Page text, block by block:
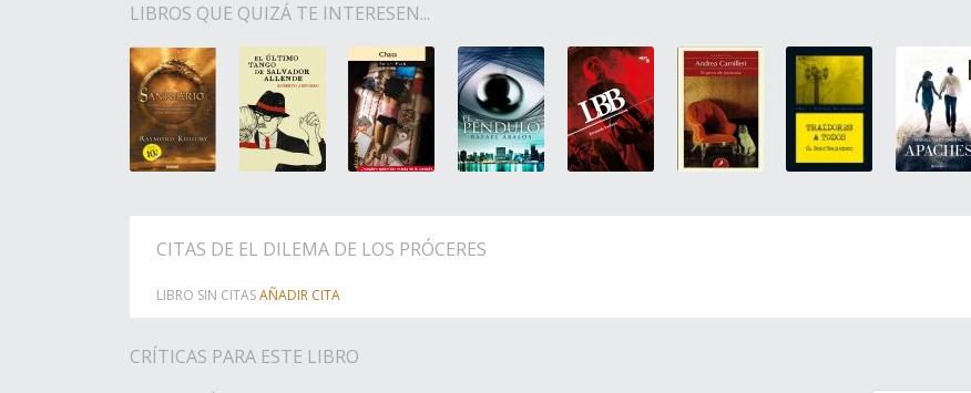
LIBROS QUE QUIZÁ TE INTERESEN...
CITAS DE EL DILEMA DE LOS PRÓCERES
LIBRO SIN CITASAÑADIR CITA
CRÍTICAS PARA ESTE LIBRO